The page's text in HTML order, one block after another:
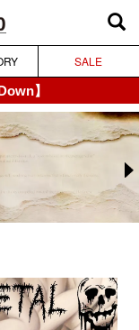
SALE
】